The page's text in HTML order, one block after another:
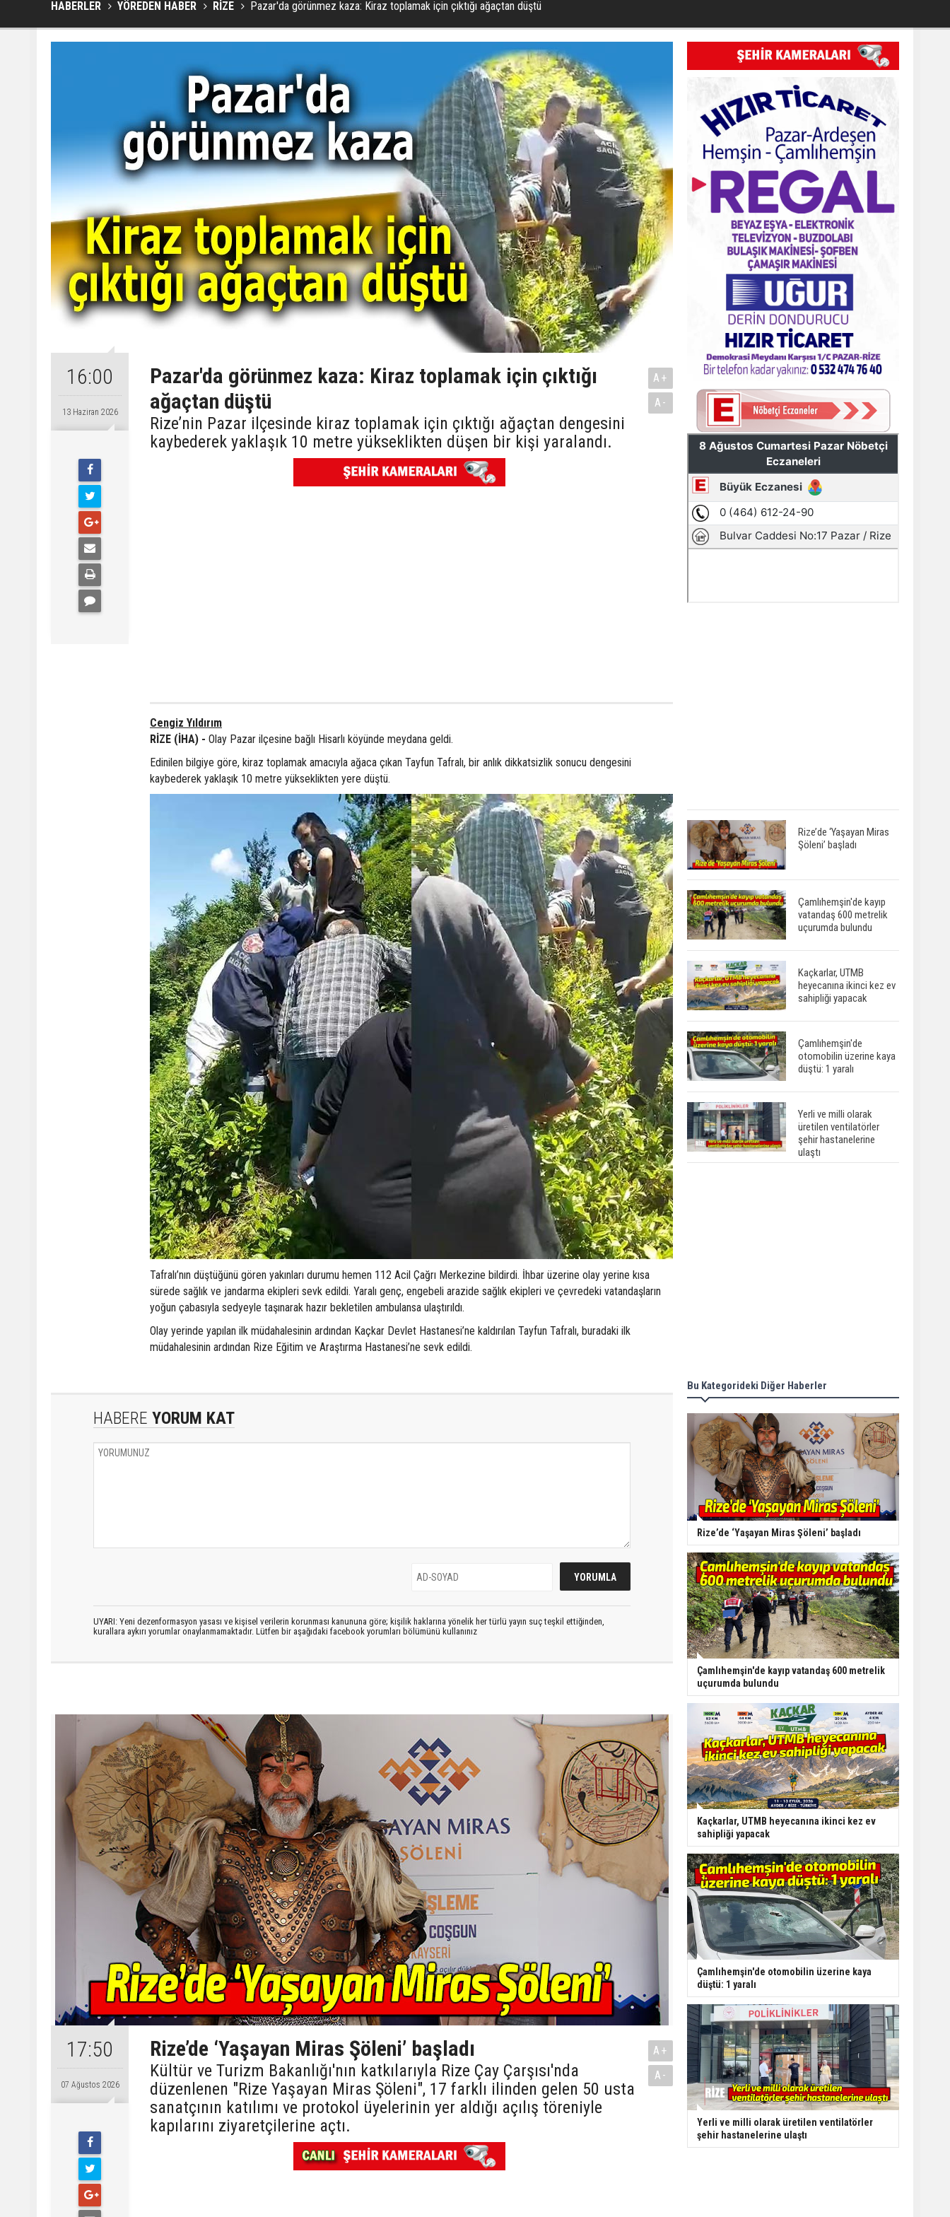
HABERLER YÖREDEN HABER RİZE Pazar'da görünmez kaza: Kiraz toplamak için çıktığı ağaçtan düştü
16:00
13 Haziran 2026
Pazar'da görünmez kaza: Kiraz toplamak için çıktığı
ağaçtan düştü
Rize’nin Pazar ilçesinde kiraz toplamak için çıktığı ağaçtan dengesini
kaybederek yaklaşık 10 metre yükseklikten düşen bir kişi yaralandı.
A+
A-
Cengiz Yıldırım
RİZE (İHA) - Olay Pazar ilçesine bağlı Hisarlı köyünde meydana geldi.
Edinilen bilgiye göre, kiraz toplamak amacıyla ağaca çıkan Tayfun Tafralı, bir anlık dikkatsizlik sonucu dengesini
kaybederek yaklaşık 10 metre yükseklikten yere düştü.
Tafralı’nın düştüğünü gören yakınları durumu hemen 112 Acil Çağrı Merkezine bildirdi. İhbar üzerine olay yerine kısa
sürede sağlık ve jandarma ekipleri sevk edildi. Yaralı genç, engebeli arazide sağlık ekipleri ve çevredeki vatandaşların
yoğun çabasıyla sedyeyle taşınarak hazır bekletilen ambulansa ulaştırıldı.
Olay yerinde yapılan ilk müdahalesinin ardından Kaçkar Devlet Hastanesi’ne kaldırılan Tayfun Tafralı, buradaki ilk
müdahalesinin ardından Rize Eğitim ve Araştırma Hastanesi’ne sevk edildi.
HABERE YORUM KAT
UYARI: Yeni dezenformasyon yasası ve kişisel verilerin korunması kanununa göre; kişilik haklarına yönelik her türlü yayın suç teşkil ettiğinden,
kurallara aykırı yorumlar onaylanmamaktadır. Lütfen bir aşağıdaki facebook yorumları bölümünü kullanınız
17:50
07 Ağustos 2026
Rize’de ‘Yaşayan Miras Şöleni’ başladı
Kültür ve Turizm Bakanlığı'nın katkılarıyla Rize Çay Çarşısı'nda
düzenlenen "Rize Yaşayan Miras Şöleni", 17 farklı ilinden gelen 50 usta
sanatçının katılımı ve protokol üyelerinin yer aldığı açılış töreniyle
kapılarını ziyaretçilerine açtı.
A+
A-
Rize’de ‘Yaşayan Miras
Şöleni’ başladı
Çamlıhemşin'de kayıp
vatandaş 600 metrelik
uçurumda bulundu
Kaçkarlar, UTMB
heyecanına ikinci kez ev
sahipliği yapacak
Çamlıhemşin'de
otomobilin üzerine kaya
düştü: 1 yaralı
Yerli ve milli olarak
üretilen ventilatörler
şehir hastanelerine
ulaştı
Bu Kategorideki Diğer Haberler
Rize’de ‘Yaşayan Miras Şöleni’ başladı
Çamlıhemşin'de kayıp vatandaş 600 metrelik
uçurumda bulundu
Kaçkarlar, UTMB heyecanına ikinci kez ev
sahipliği yapacak
Çamlıhemşin'de otomobilin üzerine kaya
düştü: 1 yaralı
Yerli ve milli olarak üretilen ventilatörler
şehir hastanelerine ulaştı